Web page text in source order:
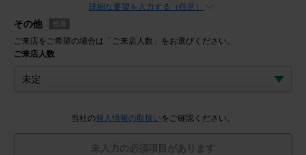
詳細な要望を入力する（任意）
その他 任意
ご来店をご希望の場合は「ご来店人数」をお選びください。
ご来店人数
当社の個人情報の取扱い をご確認ください。
未入力の必須項目があります